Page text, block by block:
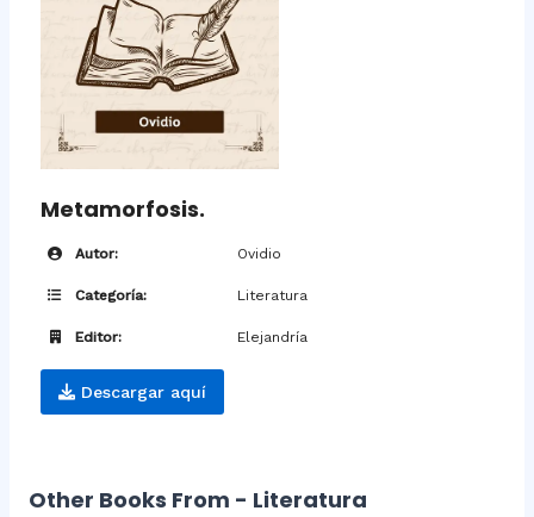
Metamorfosis.
Autor: Ovidio
Categoría: Literatura
Editor: Elejandría
Descargar aquí
Other Books From - Literatura